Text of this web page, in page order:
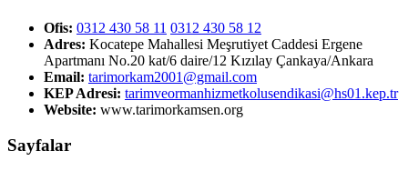
Ofis: 0312 430 58 11 0312 430 58 12
Adres: Kocatepe Mahallesi Meşrutiyet Caddesi Ergene
Apartmanı No.20 kat/6 daire/12 Kızılay Çankaya/Ankara
Email: tarimorkam2001@gmail.com
KEP Adresi: tarimveormanhizmetkolusendikasi@hs01.kep.tr
Website: www.tarimorkamsen.org
Sayfalar